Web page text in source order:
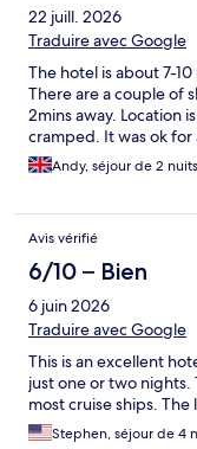
22 juill. 2026
Traduire avec Google
The hotel is about 7-
There are a couple of
2mins away. Location
cramped. It was ok
Andy, séjour de 2 nuits
Avis vérifié
6/10 – Bien
6 juin 2026
Traduire avec Google
This is an excellent
just one or two nights.
most cruise ships.
Stephen, séjour de 4